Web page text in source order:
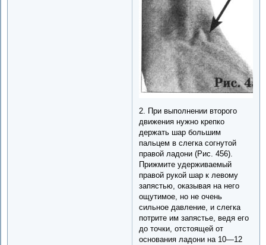
2. При выполнении второго
движения нужно крепко
держать шар большим
пальцем в слегка согнутой
правой ладони (Рис. 456).
Прижмите удерживаемый
правой рукой шар к левому
запястью, оказывая на него
ощутимое, но не очень
сильное давление, и слегка
потрите им запястье, ведя его
до точки, отстоящей от
основания ладони на 10—12